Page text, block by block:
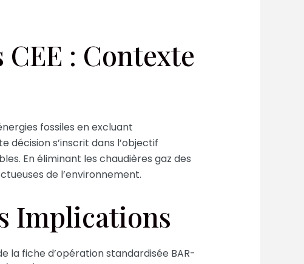
: Contexte
fossiles en excluant
décision s’inscrit dans l’objectif
En éliminant les chaudières gaz des
de l’environnement.
Implications
la fiche d’opération standardisée BAR-